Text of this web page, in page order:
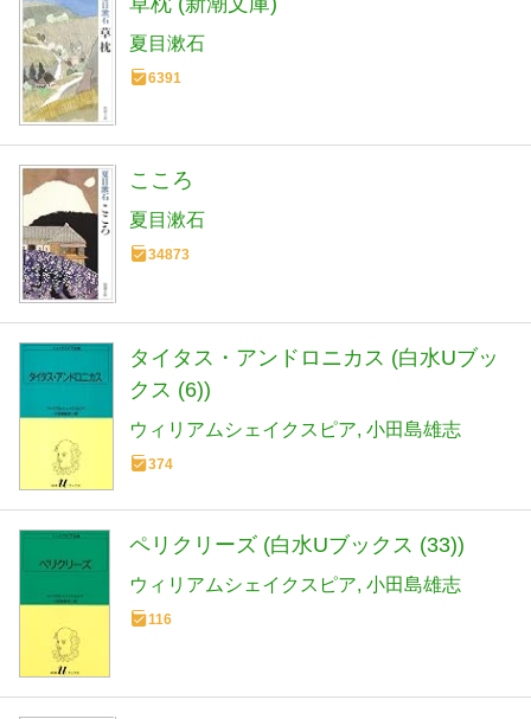
夏目漱石
6391
こころ
夏目漱石
34873
タイタス・アンドロニカス (白水Uブッ
クス (6))
ウィリアムシェイクスピア 小田島雄志
374
ペリクリーズ (白水Uブックス (33))
ウィリアムシェイクスピア 小田島雄志
116